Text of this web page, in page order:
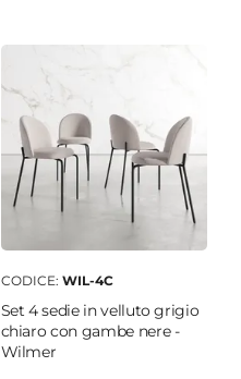
CODICE: WIL-4C
Set 4 sedie in velluto grigio
chiaro con gambe nere -
Wilmer